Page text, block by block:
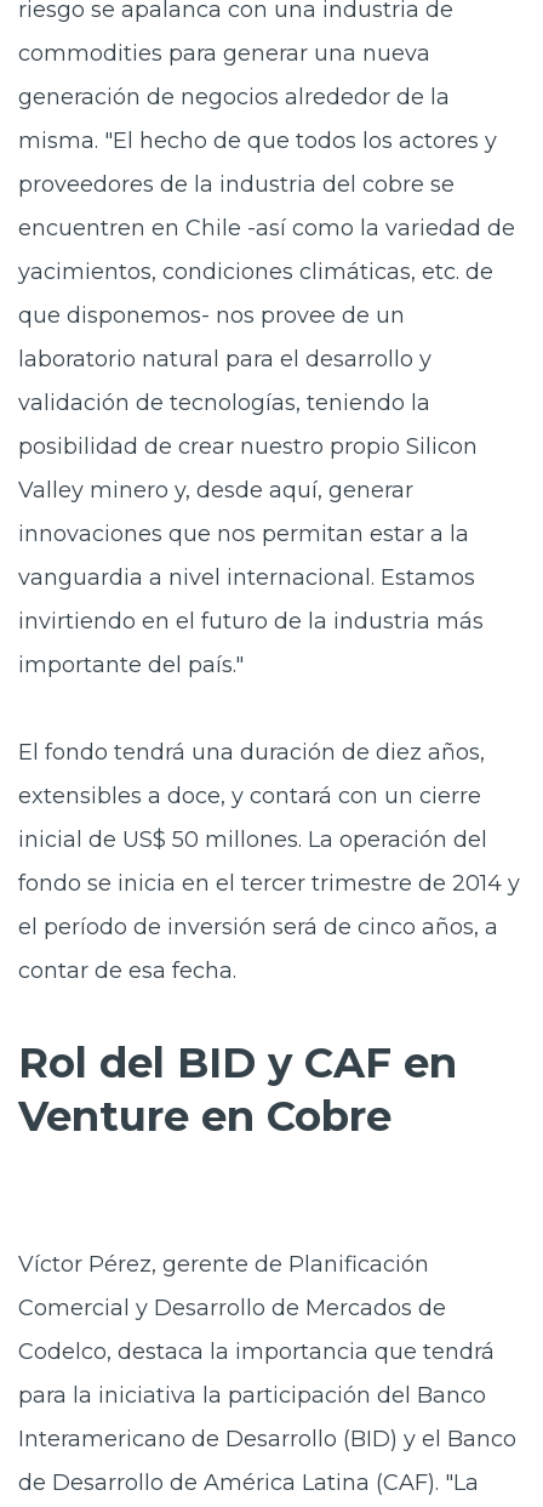
riesgo se apalanca con una industria de
commodities para generar una nueva
generación de negocios alrededor de la
misma. "El hecho de que todos los actores y
proveedores de la industria del cobre se
encuentren en Chile -así como la variedad de
yacimientos, condiciones climáticas, etc. de
que disponemos- nos provee de un
laboratorio natural para el desarrollo y
validación de tecnologías, teniendo la
posibilidad de crear nuestro propio Silicon
Valley minero y, desde aquí, generar
innovaciones que nos permitan estar a la
vanguardia a nivel internacional. Estamos
invirtiendo en el futuro de la industria más
importante del país."
El fondo tendrá una duración de diez años,
extensibles a doce, y contará con un cierre
inicial de US$ 50 millones. La operación del
fondo se inicia en el tercer trimestre de 2014 y
el período de inversión será de cinco años, a
contar de esa fecha.
Rol del BID y CAF en
Venture en Cobre
Víctor Pérez, gerente de Planificación
Comercial y Desarrollo de Mercados de
Codelco, destaca la importancia que tendrá
para la iniciativa la participación del Banco
Interamericano de Desarrollo (BID) y el Banco
de Desarrollo de América Latina (CAF). "La